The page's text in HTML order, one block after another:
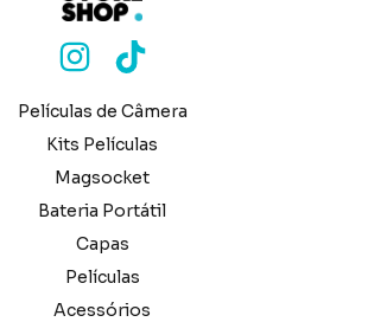
Películas de Câmera
Kits Películas
Magsocket
Bateria Portátil
Capas
Películas
Acessórios